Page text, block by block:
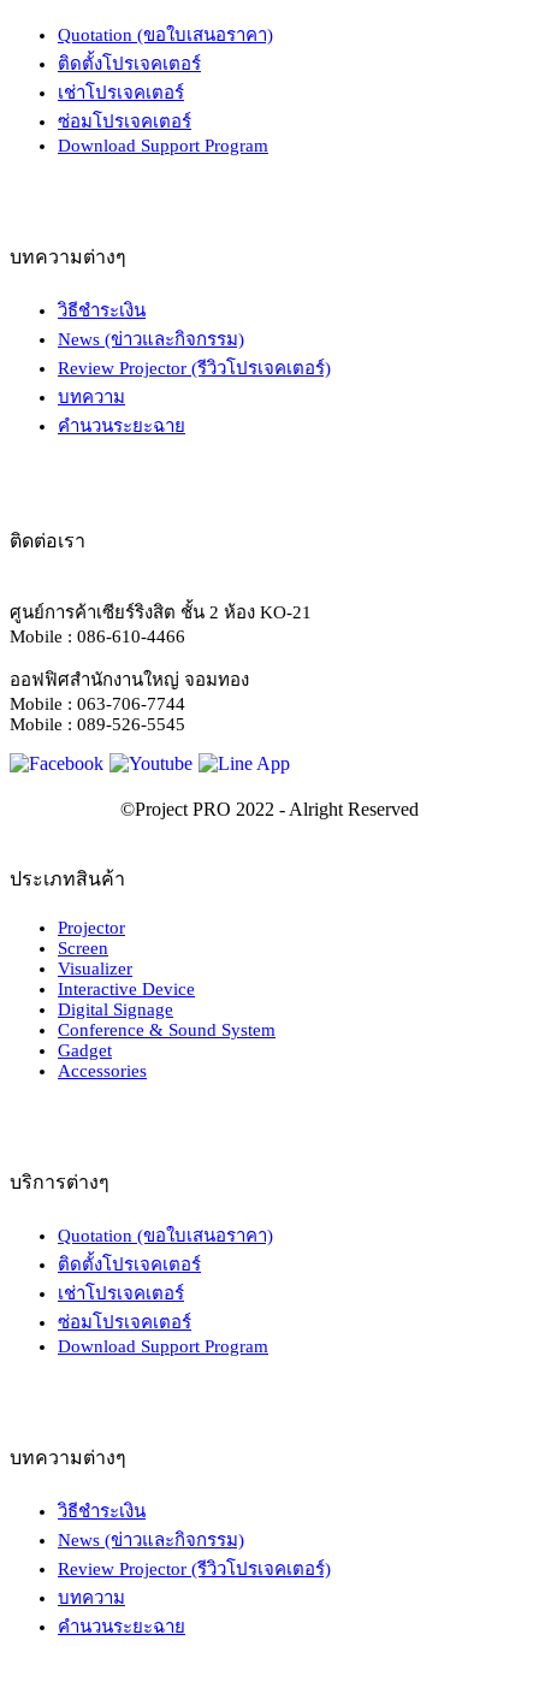
Quotation (ขอใบเสนอราคา)
ติดตั้งโปรเจคเตอร์
เช่าโปรเจคเตอร์
ซ่อมโปรเจคเตอร์
Download Support Program
บทความต่างๆ
วิธีชำระเงิน
News (ข่าวและกิจกรรม)
Review Projector (รีวิวโปรเจคเตอร์)
บทความ
คำนวนระยะฉาย
ติดต่อเรา
ศูนย์การค้าเซียร์ริงสิต ชั้น 2 ห้อง KO-21
Mobile : 086-610-4466
ออฟฟิศสำนักงานใหญ่ จอมทอง
Mobile : 063-706-7744
Mobile : 089-526-5545
ประเภทสินค้า
Projector
Screen
Visualizer
Interactive Device
Digital Signage
Conference & Sound System
Gadget
Accessories
บริการต่างๆ
Quotation (ขอใบเสนอราคา)
ติดตั้งโปรเจคเตอร์
เช่าโปรเจคเตอร์
ซ่อมโปรเจคเตอร์
Download Support Program
บทความต่างๆ
วิธีชำระเงิน
News (ข่าวและกิจกรรม)
Review Projector (รีวิวโปรเจคเตอร์)
บทความ
คำนวนระยะฉาย